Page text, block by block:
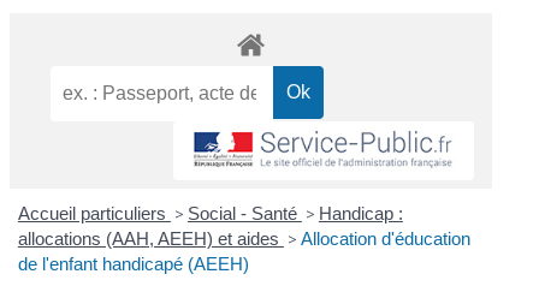
Accueil particuliers > Social - Santé > Handicap :
allocations (AAH, AEEH) et aides > Allocation d'éducation
de l'enfant handicapé (AEEH)